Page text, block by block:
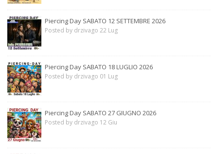
Piercing Day SABATO 12 SETTEMBRE 2026
Posted by drzivago 22 Lug
Piercing Day SABATO 18 LUGLIO 2026
Posted by drzivago 01 Lug
Piercing Day SABATO 27 GIUGNO 2026
Posted by drzivago 12 Giu